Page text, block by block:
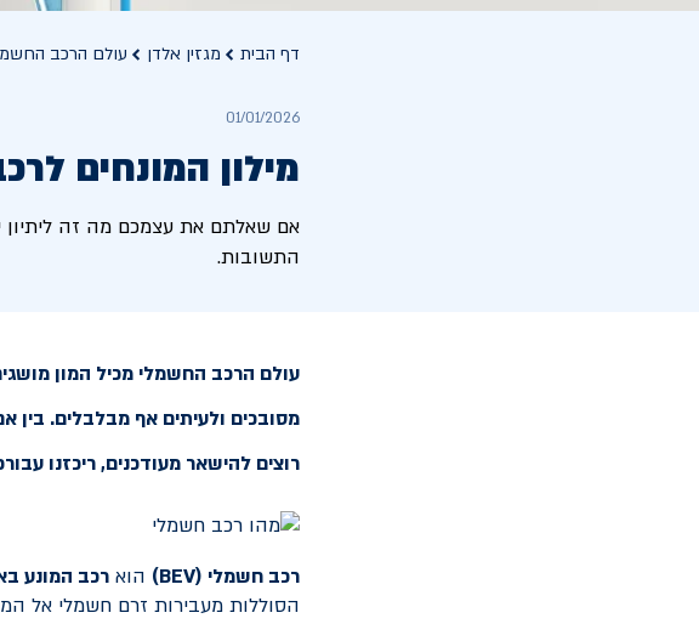
דף הבית מגזין אלדן עולם הרכב
01/01/2026
מילון המונחים
אם שאלתם את עצמכם מה זה ליתיון
התשובות.
עולם הרכב החשמלי מכיל המון
מסובכים ולעיתים אף מבלבלים.
רוצים להישאר מעודכנים, ריכזנו
רכב חשמלי (BEV
) הוא רכב המונע
הסוללות מעבירות זרם חשמלי אל